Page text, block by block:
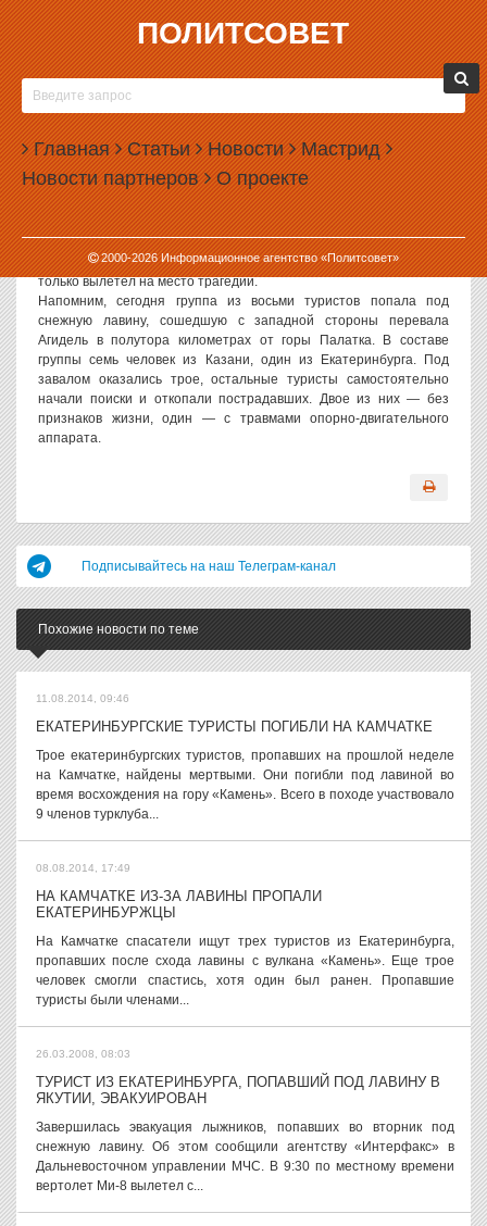
ПОЛИТСОВЕТ
Главная Статьи Новости Мастрид
Новости партнеров О проекте
2000-2026Информационное агентство «Политсовет»
25.03.2008, 13:19
СВЕРДЛОВЧАНИН, ПОПАВШИЙ ПОД ЛАВИНУ В
ЯКУТИИ, В СПИСКАХ ПОГИБШИХ НЕ
ЗНАЧИТСЯ
Житель Екатеринбурга, участвовавший в экспедиции на перевале
Агидель в Якутии, по всей вероятности, жив. Как сообщили ИА
«Политсовет» в пресс-службе регионального МЧС, турист из
Екатеринбурга, скорее всего, не погиб, а ранен. Пока точных
данных о травмах уральца нет, так как спасательный вертолет
только вылетел на место трагедии.
Напомним, сегодня группа из восьми туристов попала под
снежную лавину, сошедшую с западной стороны перевала
Агидель в полутора километрах от горы Палатка. В составе
группы семь человек из Казани, один из Екатеринбурга. Под
завалом оказались трое, остальные туристы самостоятельно
начали поиски и откопали пострадавших. Двое из них — без
признаков жизни, один — с травмами опорно-двигательного
аппарата.
Подписывайтесь на наш Телеграм-канал
Похожие новости по теме
11.08.2014, 09:46
ЕКАТЕРИНБУРГСКИЕ ТУРИСТЫ ПОГИБЛИ НА КАМЧАТКЕ
Трое екатеринбургских туристов, пропавших на прошлой неделе
на Камчатке, найдены мертвыми. Они погибли под лавиной во
время восхождения на гору «Камень». Всего в походе участвовало
9 членов турклуба...
08.08.2014, 17:49
НА КАМЧАТКЕ ИЗ-ЗА ЛАВИНЫ ПРОПАЛИ
ЕКАТЕРИНБУРЖЦЫ
На Камчатке спасатели ищут трех туристов из Екатеринбурга,
пропавших после схода лавины с вулкана «Камень». Еще трое
человек смогли спастись, хотя один был ранен. Пропавшие
туристы были членами...
26.03.2008, 08:03
ТУРИСТ ИЗ ЕКАТЕРИНБУРГА, ПОПАВШИЙ ПОД ЛАВИНУ В
ЯКУТИИ, ЭВАКУИРОВАН
Завершилась эвакуация лыжников, попавших во вторник под
снежную лавину. Об этом сообщили агентству «Интерфакс» в
Дальневосточном управлении МЧС. В 9:30 по местному времени
вертолет Ми-8 вылетел с...